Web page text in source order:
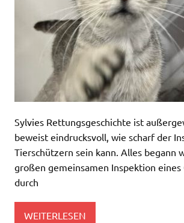
Sylvies Rettungsgeschichte ist
beweist eindrucksvoll, wie scharf der
Tierschützern sein kann. Alles begann
großen gemeinsamen Inspektion eines
durch
WEITERLESEN